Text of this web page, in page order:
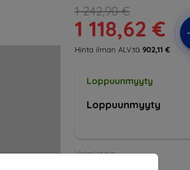
1 242,90 €
1 118,62 €
Hinta ilman ALV:tä 902,11 €
Loppuunmyyty
Loppuunmyyty
Valmistaja